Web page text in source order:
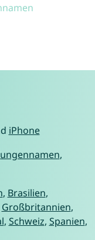
iPhone
,
, Brasilien,
Großbritannien,
, Schweiz, Spanien,